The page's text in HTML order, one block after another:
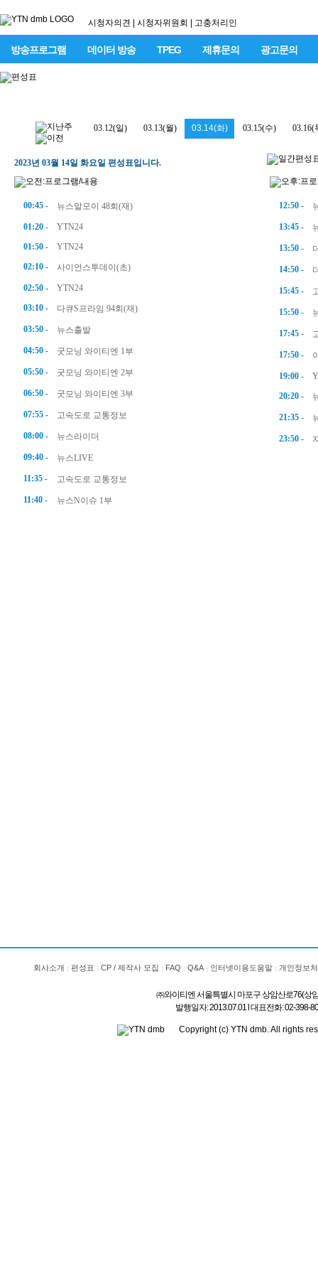
시청자의견 시청자위원회 고충처리인
방송프로그램 데이터 방송 TPEG 제휴문의 광고문의
03.12(일) 03.13(월) 03.14(화) 03.15(수) 03.16(
2023년 03월 14일 화요일 편성표입니다.
00:45 - 뉴스말모이 48회(재)
01:20 -
YTN24
01:50 -
YTN24
02:10 -
사이언스투데이(초)
02:50 -
YTN24
03:10 -
다큐S프라임 94회(재)
03:50 - 뉴스출발
04:50 - 굿모닝 와이티엔 1부
05:50 - 굿모닝 와이티엔 2부
06:50 - 굿모닝 와이티엔 3부
07:55 - 고속도로 교통정보
08:00 - 뉴스라이더
09:40 - 뉴스LIVE
11:35 - 고속도로 교통정보
11:40 - 뉴스N이슈 1부
12:50 -
13:45 -
13:50 -
14:50 -
15:45 -
15:50 -
17:45 -
17:50 -
19:00 -
20:20 -
21:35 -
23:50 -
회사소개 편성표 CP / 제작사 모집 FAQ Q&A 인터넷이용도움말 개인정보
㈜와이티엔 서울특별시 마포구 상암산로76(상
발행일자: 2013.07.01 l 대표전화: 02-398-
Copyright (c) YTN dmb. All rights